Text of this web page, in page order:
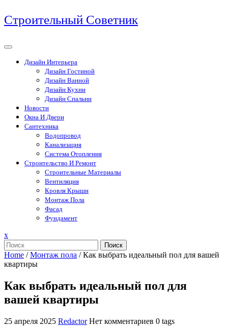
Перейти
к
Строительный Советник
Дизайн Интерьера
Дизайн Гостиной
Дизайн Ванной
Дизайн Кухни
Дизайн Спальни
Новости
Окна И Двери
Сантехника
Водопровод
Канализация
Система Отопления
Строительство И Ремонт
Строительные Материалы
Вентиляция
Кровля Крыши
Монтаж Пола
Фасад
Фундамент
xЗакрыть
меню
Поиск
Home /Монтаж пола /Как выбрать идеальный пол для вашей
квартиры
Как выбрать идеальный пол для
вашей квартиры
25 апреля 2025 Redactor Нет комментариев 0 tags